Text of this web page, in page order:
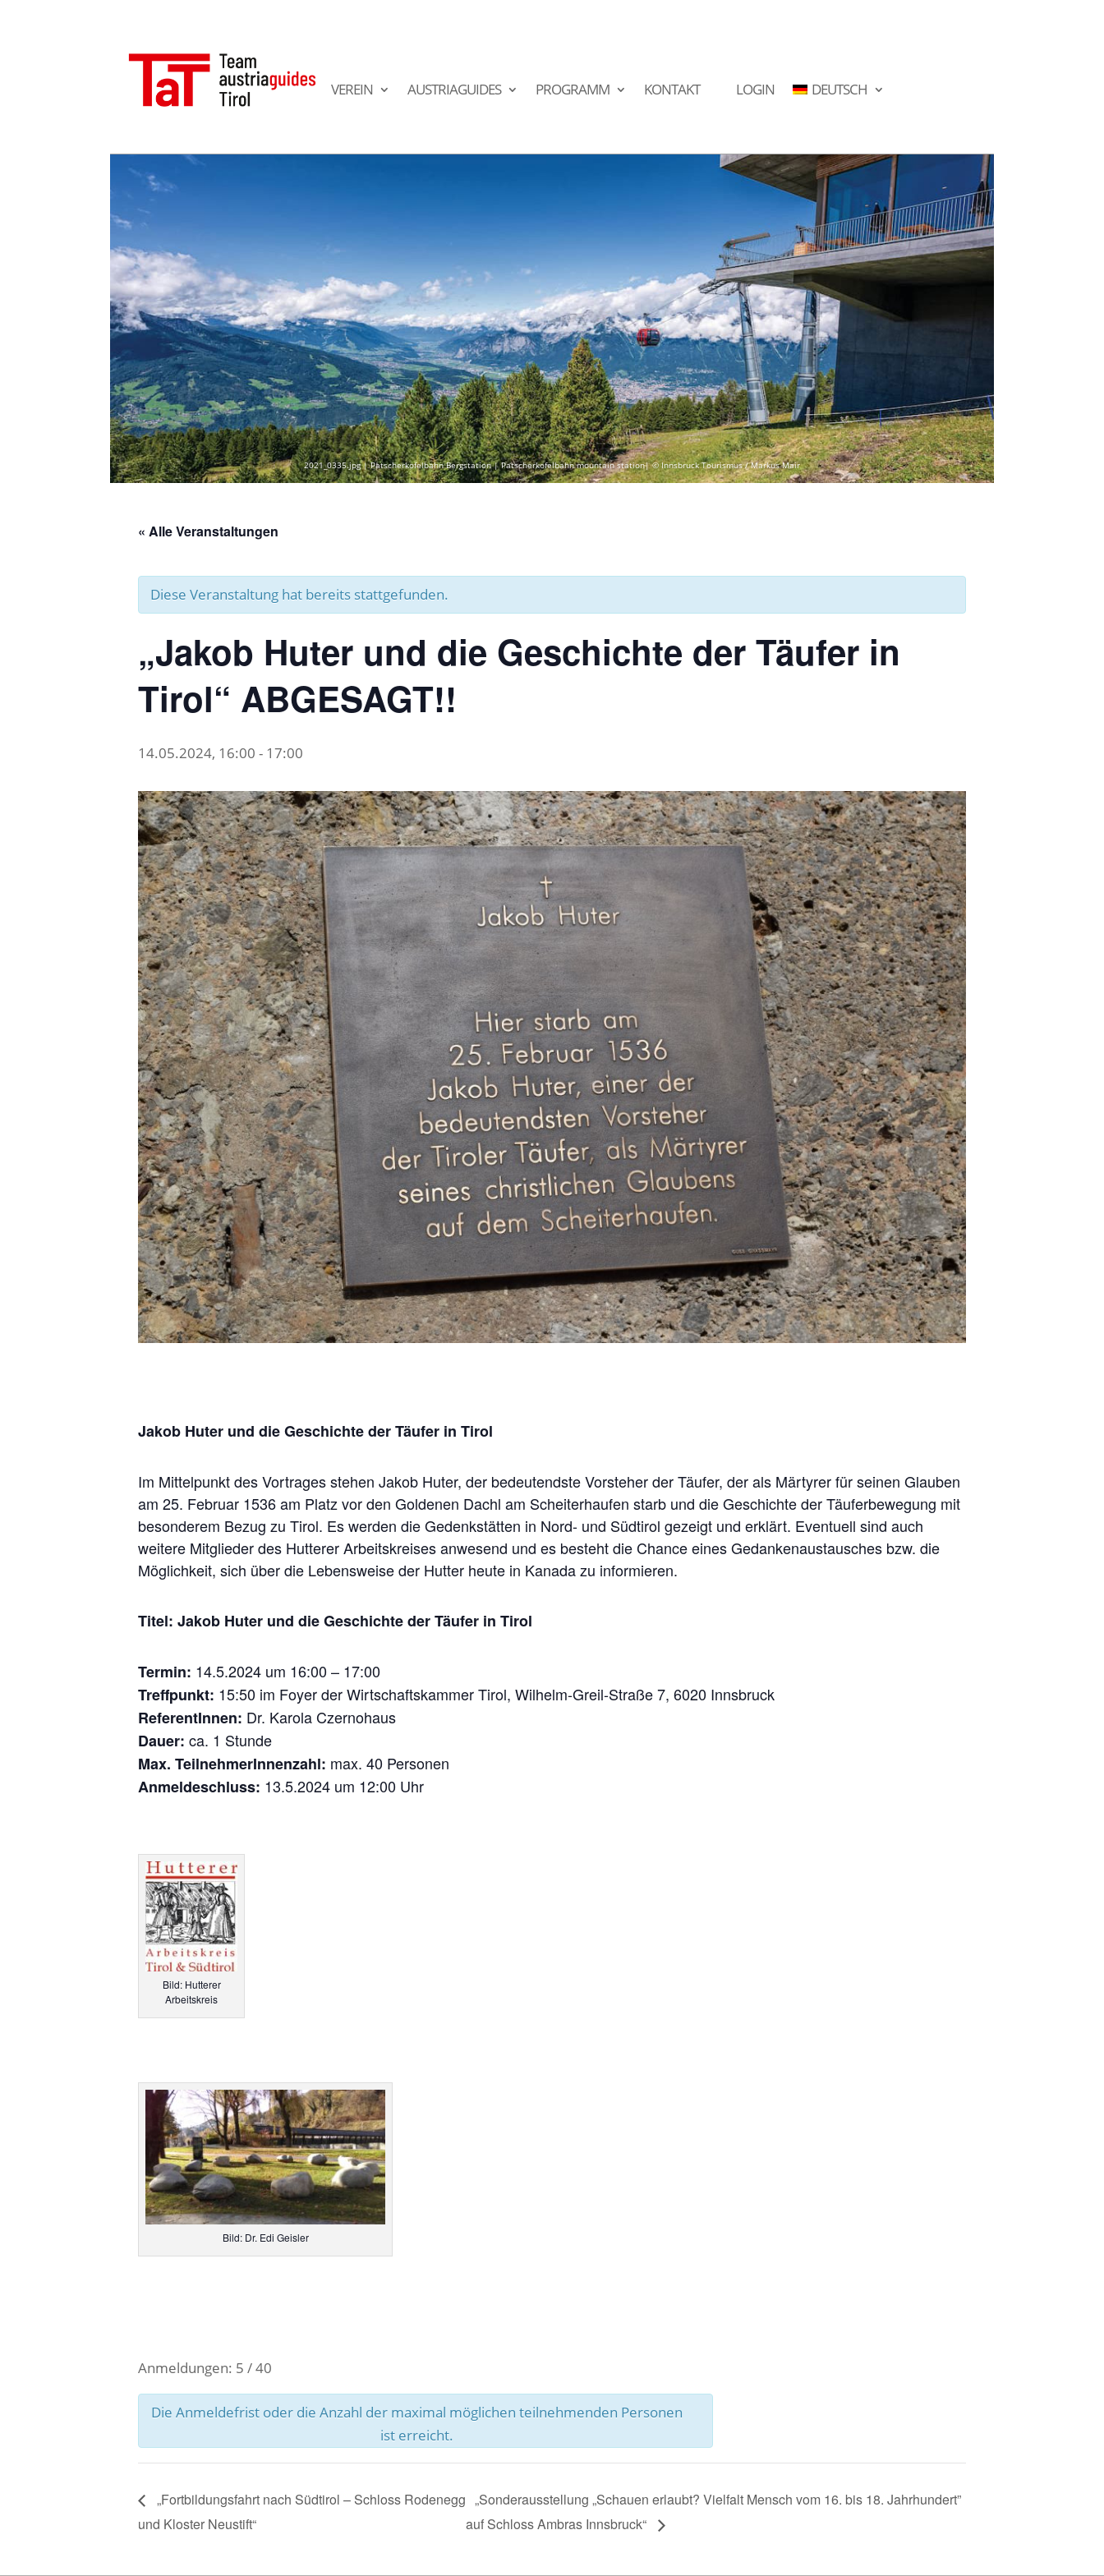
VEREIN AUSTRIAGUIDES PROGRAMM KONTAKT LOGIN DEUTSCH
2021_0335.jpg | Patscherkofelbahn Bergstation | Patscherkofelbahn mountain station| © Innsbruck Tourismus / Markus Mair
« Alle Veranstaltungen
Diese Veranstaltung hat bereits stattgefunden.
„Jakob Huter und die Geschichte der Täufer in
Tirol“ ABGESAGT!!
14.05.2024, 16:00 - 17:00
Jakob Huter und die Geschichte der Täufer in Tirol
Im Mittelpunkt des Vortrages stehen Jakob Huter, der bedeutendste Vorsteher der Täufer, der als Märtyrer für seinen Glauben
am 25. Februar 1536 am Platz vor den Goldenen Dachl am Scheiterhaufen starb und die Geschichte der Täuferbewegung mit
besonderem Bezug zu Tirol. Es werden die Gedenkstätten in Nord- und Südtirol gezeigt und erklärt. Eventuell sind auch
weitere Mitglieder des Hutterer Arbeitskreises anwesend und es besteht die Chance eines Gedankenaustausches bzw. die
Möglichkeit, sich über die Lebensweise der Hutter heute in Kanada zu informieren.
Titel: Jakob Huter und die Geschichte der Täufer in Tirol
Termin: 14.5.2024 um 16:00 – 17:00
Treffpunkt: 15:50 im Foyer der Wirtschaftskammer Tirol, Wilhelm-Greil-Straße 7, 6020 Innsbruck
ReferentInnen: Dr. Karola Czernohaus
Dauer: ca. 1 Stunde
Max. TeilnehmerInnenzahl: max. 40 Personen
Anmeldeschluss: 13.5.2024 um 12:00 Uhr
Bild: Hutterer
Arbeitskreis
Bild: Dr. Edi Geisler
Anmeldungen: 5 / 40
Die Anmeldefrist oder die Anzahl der maximal möglichen teilnehmenden Personen
ist erreicht.
„Fortbildungsfahrt nach Südtirol – Schloss Rodenegg
und Kloster Neustift“
„Sonderausstellung „Schauen erlaubt? Vielfalt Mensch vom 16. bis 18. Jahrhundert”
auf Schloss Ambras Innsbruck“